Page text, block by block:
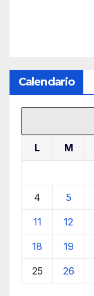
Calendario
L M
4 5
11 12
18 19
25 26